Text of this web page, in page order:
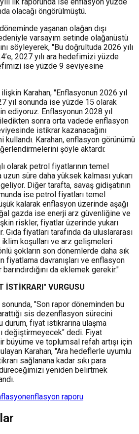
olacağı öngörülmüştü.
yaşanan olağan dışı
varsayım setinde olağanüstü
söyleyerek, "Bu doğrultuda 2026 yılı
2027 yılı ara hedefimizi yüzde
ise yüzde 9 seviyesine
Karahan, "Enflasyonun 2026 yıl
yıl sonunda ise yüzde 15 olarak
ediyoruz. Enflasyonun 2028 yıl
sonra orta vadede enflasyon
istikrar kazanacağını
Karahan, enflasyon görünümü
şöyle aktardı:
olarak petrol fiyatlarının temel
uzun süre daha yüksek kalması yukarı
Diğer tarafta, savaş gidişatının
ise petrol fiyatları temel
kalarak enflasyon üzerinde aşağı
gazda ise enerji arz güvenliğine ve
riskler, fiyatlar üzerinde yukarı
Gıda fiyatları tarafında da uluslararası
iklim koşulları ve arz gelişmeleri
şokların son dönemlerde daha sık
fiyatlama davranışları ve enflasyon
da eklemek gerekir."
İSTİKRARI" VURGUSU
sonunda, "Son rapor döneminden bu
sis dezenflasyon sürecini
fiyat istikrarına ulaşma
değiştirmeyecek" dedi. Fiyat
büyüme ve toplumsal refah artışı için
Karahan, "Ara hedeflerle uyumlu
sağlanana kadar sıkı para
yeniden belirtmek
enflasyon raporu